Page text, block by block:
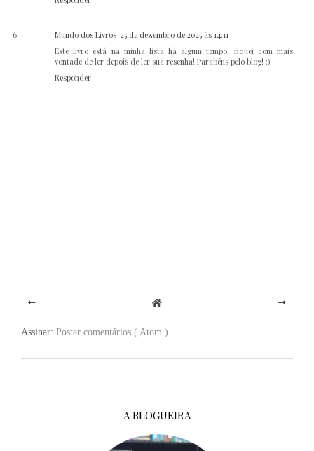
Mundo dos Livros 25 de dezembro de 2025 às 14:11
Este livro está na minha lista há algum tempo, fiquei com mais
vontade de ler depois de ler sua resenha! Parabéns pelo blog! :)
Responder
Assinar: Postar comentários ( Atom )
A BLOGUEIRA